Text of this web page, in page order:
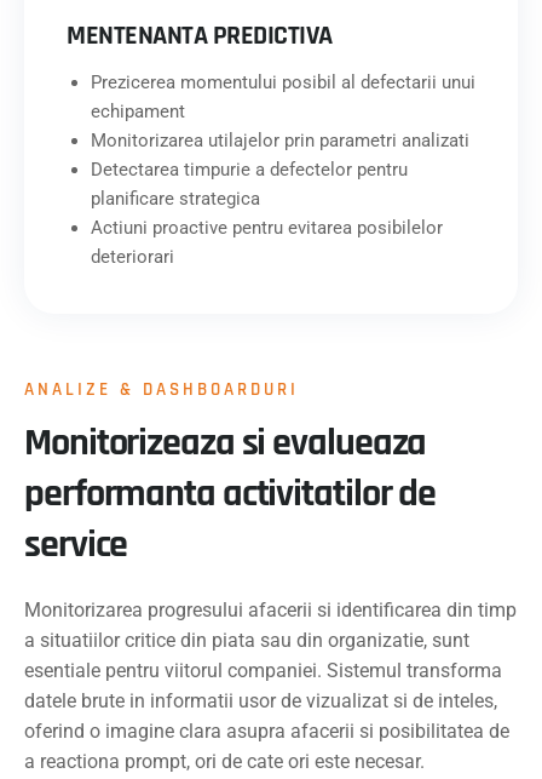
MENTENANTA PREDICTIVA
Prezicerea momentului posibil al defectarii unui
echipament
Monitorizarea utilajelor prin parametri analizati
Detectarea timpurie a defectelor pentru
planificare strategica
Actiuni proactive pentru evitarea posibilelor
deteriorari
ANALIZE & DASHBOARDURI
Monitorizeaza si evalueaza
performanta activitatilor de
service
Monitorizarea progresului afacerii si identificarea din timp
a situatiilor critice din piata sau din organizatie, sunt
esentiale pentru viitorul companiei. Sistemul transforma
datele brute in informatii usor de vizualizat si de inteles,
oferind o imagine clara asupra afacerii si posibilitatea de
a reactiona prompt, ori de cate ori este necesar.